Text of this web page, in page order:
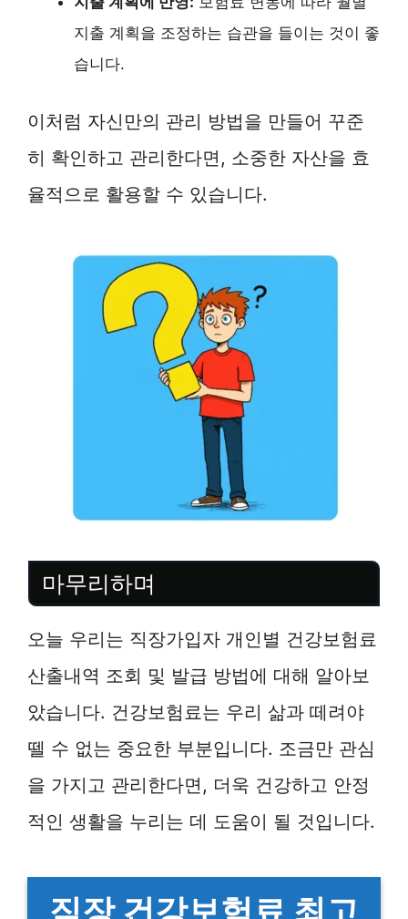
지출 계획을 조정하는 습관을 들이는 것이 좋
습니다.
이처럼 자신만의 관리 방법을 만들어 꾸준
히 확인하고 관리한다면, 소중한 자산을 효
율적으로 활용할 수 있습니다.
마무리하며
오늘 우리는 직장가입자 개인별 건강보험료
산출내역 조회 및 발급 방법에 대해 알아보
았습니다. 건강보험료는 우리 삶과 떼려야
뗄 수 없는 중요한 부분입니다. 조금만 관심
을 가지고 관리한다면, 더욱 건강하고 안정
적인 생활을 누리는 데 도움이 될 것입니다.